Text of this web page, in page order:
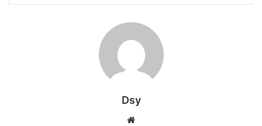
Dsy